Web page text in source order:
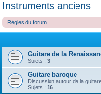
Instruments anciens
Règles du forum
Guitare de la
Sujets : 3
Guitare baroque
Discussion autour de la
Sujets : 16